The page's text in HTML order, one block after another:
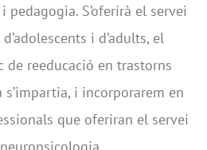
S’oferirà el servei
i d’adults, el
de reeducació en trastorns
s’impartia, i incorporarem en
que oferiran el servei